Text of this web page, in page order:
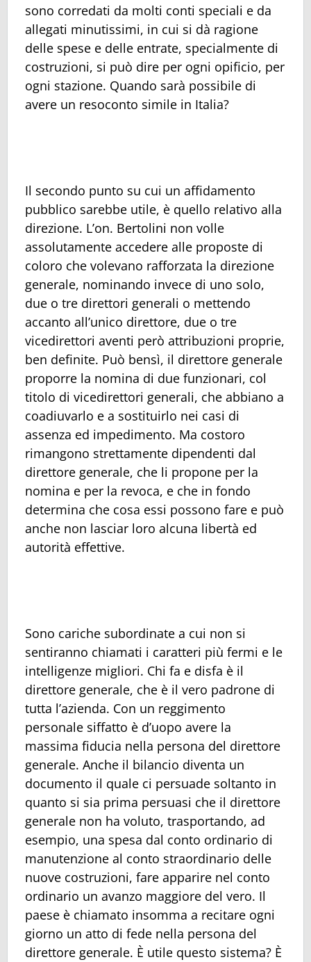
sono corredati da molti conti speciali e da
allegati minutissimi, in cui si dà ragione
delle spese e delle entrate, specialmente di
costruzioni, si può dire per ogni opificio, per
ogni stazione. Quando sarà possibile di
avere un resoconto simile in Italia?
Il secondo punto su cui un affidamento
pubblico sarebbe utile, è quello relativo alla
direzione. L’on. Bertolini non volle
assolutamente accedere alle proposte di
coloro che volevano rafforzata la direzione
generale, nominando invece di uno solo,
due o tre direttori generali o mettendo
accanto all’unico direttore, due o tre
vicedirettori aventi però attribuzioni proprie,
ben definite. Può bensì, il direttore generale
proporre la nomina di due funzionari, col
titolo di vicedirettori generali, che abbiano a
coadiuvarlo e a sostituirlo nei casi di
assenza ed impedimento. Ma costoro
rimangono strettamente dipendenti dal
direttore generale, che li propone per la
nomina e per la revoca, e che in fondo
determina che cosa essi possono fare e può
anche non lasciar loro alcuna libertà ed
autorità effettive.
Sono cariche subordinate a cui non si
sentiranno chiamati i caratteri più fermi e le
intelligenze migliori. Chi fa e disfa è il
direttore generale, che è il vero padrone di
tutta l’azienda. Con un reggimento
personale siffatto è d’uopo avere la
massima fiducia nella persona del direttore
generale. Anche il bilancio diventa un
documento il quale ci persuade soltanto in
quanto si sia prima persuasi che il direttore
generale non ha voluto, trasportando, ad
esempio, una spesa dal conto ordinario di
manutenzione al conto straordinario delle
nuove costruzioni, fare apparire nel conto
ordinario un avanzo maggiore del vero. Il
paese è chiamato insomma a recitare ogni
giorno un atto di fede nella persona del
direttore generale. È utile questo sistema? È